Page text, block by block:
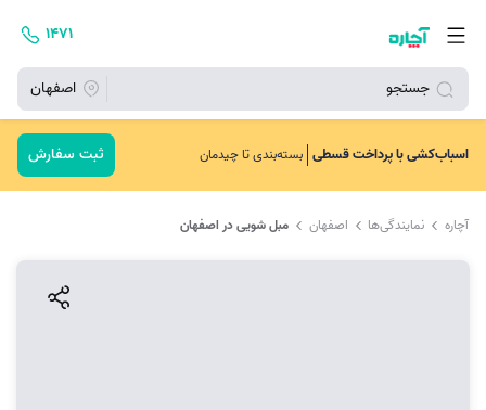
جستجو اصفهان
۱۴۷۱
اسباب‌کشی با پرداخت قسطی بسته‌بندی تا چیدمان ثبت سفارش
آچاره نمایندگی‌ها اصفهان مبل شویی در اصفهان